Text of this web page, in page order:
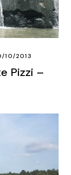
10/2013
Pizzi –